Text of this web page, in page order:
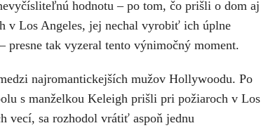
hodnotu – po tom, čo prišli o dom aj
v Los Angeles, jej nechal vyrobiť ich úplne
presne tak vyzeral tento výnimočný moment.
najromantickejších mužov Hollywoodu. Po
s manželkou Keleigh prišli pri požiaroch v Los
vecí, sa rozhodol vrátiť aspoň jednu